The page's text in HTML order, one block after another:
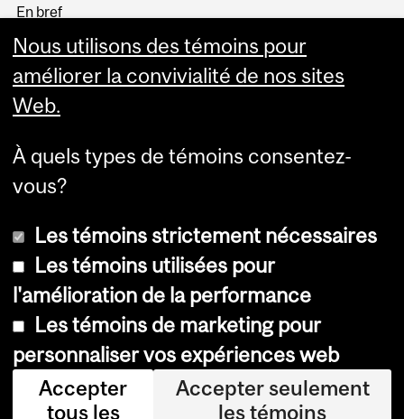
En bref
Histoire
La haute direction
© Université McGill, 2026
Accessibilité
Avis sur les témoins
Paramètres des témoins
Nous utilisons des témoins pour
améliorer la convivialité de nos sites
Web.
À quels types de témoins consentez-
vous?
Les témoins strictement nécessaires
Les témoins utilisées pour
l'amélioration de la performance
Les témoins de marketing pour
personnaliser vos expériences web
Accepter
tous les
Accepter seulement
les témoins